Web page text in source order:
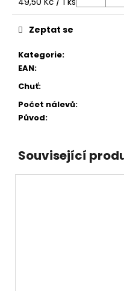
cena:
Kategorie:
EAN:
Chuť:
Počet nálevů:
Původ:
Zeptat se
Související
m
e
COLOMBIA
AMBER
OOLONG
BIO